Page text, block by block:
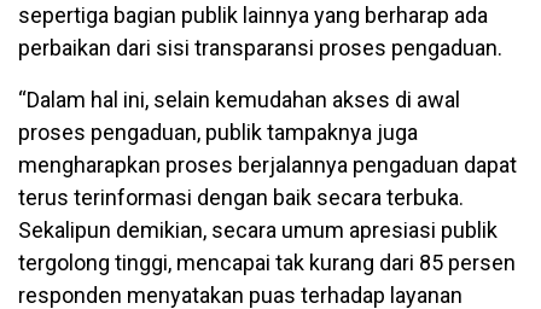
sepertiga bagian publik lainnya yang berharap ada
perbaikan dari sisi transparansi proses pengaduan.
“Dalam hal ini, selain kemudahan akses di awal
proses pengaduan, publik tampaknya juga
mengharapkan proses berjalannya pengaduan dapat
terus terinformasi dengan baik secara terbuka.
Sekalipun demikian, secara umum apresiasi publik
tergolong tinggi, mencapai tak kurang dari 85 persen
responden menyatakan puas terhadap layanan